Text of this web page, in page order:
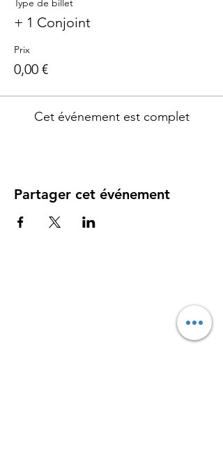
Type de billet
+ 1 Conjoint
Prix
0,00 €
Cet événement est complet
Partager cet événement